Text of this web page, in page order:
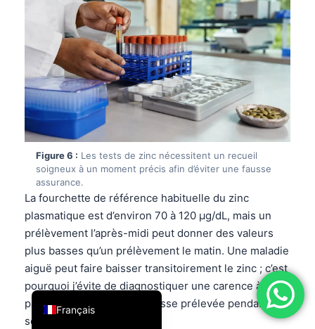
Figure 6 : Les tests de zinc nécessitent un recueil
soigneux à un moment précis afin d’éviter une fausse
assurance.
La fourchette de référence habituelle du zinc
plasmatique est d’environ 70 à 120 µg/dL, mais un
prélèvement l’après-midi peut donner des valeurs
plus basses qu’un prélèvement le matin. Une maladie
aiguë peut faire baisser transitoirement le zinc ; c’est
pourquoi j’évite de diagnostiquer une carence à
partir d’une seule valeur basse prélevée pendant une
semaine virale.
Français
English
Deutsch
العربية
עִבְרִית
Italiano
Español
Ελληνικά
Türkçe
Română
简体中文
فارسی
Български